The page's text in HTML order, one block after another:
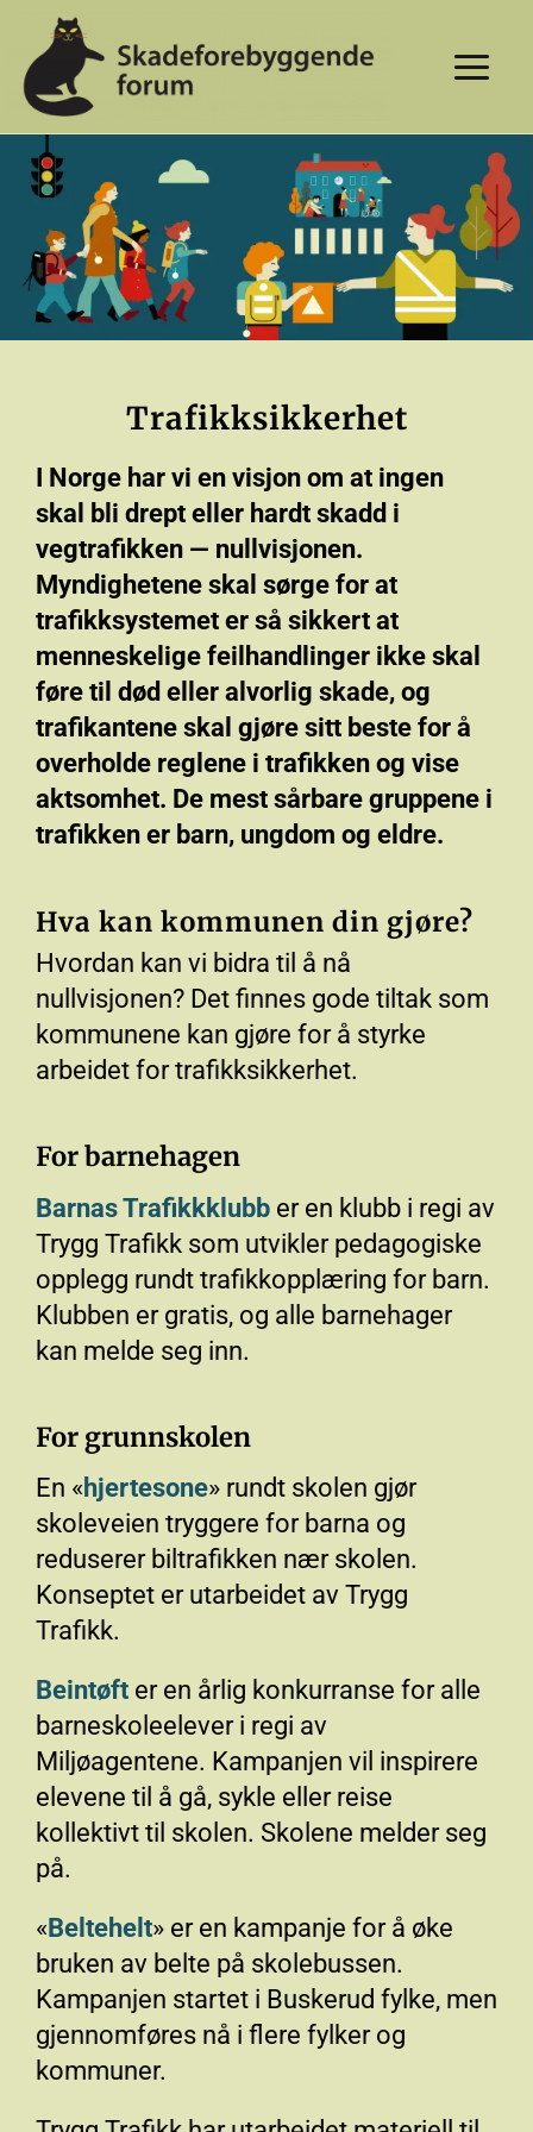
content
Trafikksikkerhet
I Norge har vi en visjon om at ingen
skal bli drept eller hardt skadd i
vegtrafikken — nullvisjonen.
Myndighetene skal sørge for at
trafikksystemet er så sikkert at
menneskelige feilhandlinger ikke skal
føre til død eller alvorlig skade, og
trafikantene skal gjøre sitt beste for å
overholde reglene i trafikken og vise
aktsomhet. De mest sårbare gruppene i
trafikken er barn, ungdom og eldre.
Hva kan kommunen din gjøre?
Hvordan kan vi bidra til å nå
nullvisjonen? Det finnes gode tiltak som
kommunene kan gjøre for å styrke
arbeidet for trafikksikkerhet.
For barnehagen
Barnas Trafikkklubber en klubb i regi av
Trygg Trafikk som utvikler pedagogiske
opplegg rundt trafikkopplæring for barn.
Klubben er gratis, og alle barnehager
kan melde seg inn.
For grunnskolen
En « hjertesone» rundt skolen gjør
skoleveien tryggere for barna og
reduserer biltrafikken nær skolen.
Konseptet er utarbeidet av Trygg
Trafikk.
Beintøfter en årlig konkurranse for alle
barneskoleelever i regi av
Miljøagentene. Kampanjen vil inspirere
elevene til å gå, sykle eller reise
kollektivt til skolen. Skolene melder seg
på.
«Beltehelt» er en kampanje for å øke
bruken av belte på skolebussen.
Kampanjen startet i Buskerud fylke, men
gjennomføres nå i flere fylker og
kommuner.